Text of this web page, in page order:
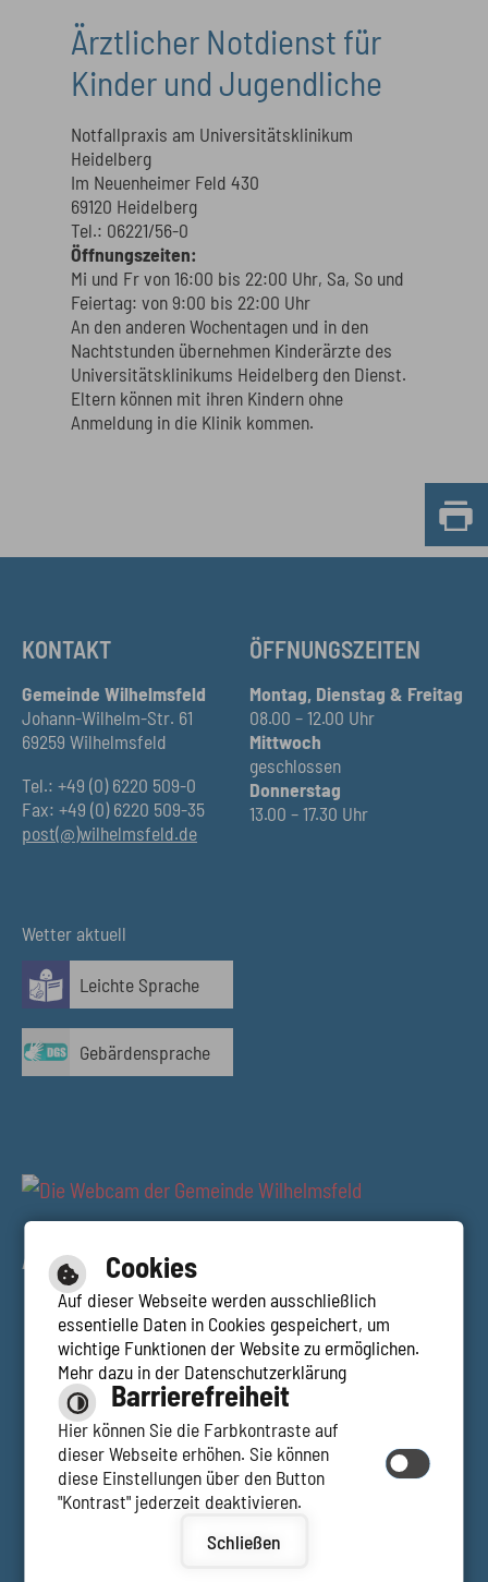
Ärztlicher Notdienst für
Kinder und Jugendliche
Notfallpraxis am Universitätsklinikum
Heidelberg
Im Neuenheimer Feld 430
69120 Heidelberg
Tel.: 06221/56-0
Öffnungszeiten:
Mi und Fr von 16:00 bis 22:00 Uhr, Sa, So und
Feiertag: von 9:00 bis 22:00 Uhr
An den anderen Wochentagen und in den
Nachtstunden übernehmen Kinderärzte des
Universitätsklinikums Heidelberg den Dienst.
Eltern können mit ihren Kindern ohne
Anmeldung in die Klinik kommen.
KONTAKT
Gemeinde Wilhelmsfeld
Johann-Wilhelm-Str. 61
69259 Wilhelmsfeld
Tel.: +49 (0) 6220 509-0
Fax: +49 (0) 6220 509-35
post(@)wilhelmsfeld.de
ÖFFNUNGSZEITEN
Montag, Dienstag & Freitag
08.00 – 12.00 Uhr
Mittwoch
geschlossen
Donnerstag
13.00 – 17.30 Uhr
Wetter aktuell
Leichte Sprache
Gebärdensprache
AUSBLICK RESTAURANT TALBLICK
Hilfe
Inhalt
Impressum
Barrierefreie Ansicht
Datenschutzerklärung
Barrierefreiheit
Cookies
Auf dieser Webseite werden ausschließlich
essentielle Daten in Cookies gespeichert, um
wichtige Funktionen der Website zu ermöglichen.
Mehr dazu in der Datenschutzerklärung
Barrierefreiheit
Hier können Sie die Farbkontraste auf
dieser Webseite erhöhen. Sie können
diese Einstellungen über den Button
"Kontrast" jederzeit deaktivieren.
Schließen